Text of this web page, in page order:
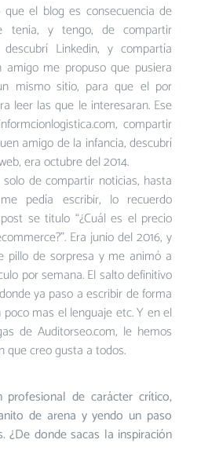
que el blog es consecuencia de
tenia, y tengo, de compartir
Linkedin, y compartía
me propuso que pusiera
mismo sitio, para que el por
leer las que le interesaran. Ese
compartir
amigo de la infancia, descubrí
era octubre del 2014.
de compartir noticias, hasta
pedía escribir, lo recuerdo
se titulo “¿Cuál es el precio
Era junio del 2016, y
pillo de sorpresa y me animó a
por semana. El salto definitivo
ya paso a escribir de forma
mas el lenguaje etc. Y en el
de Auditorseo.com, le hemos
que creo gusta a todos.
profesional de carácter crítico,
de arena y yendo un paso
¿De donde sacas la inspiración